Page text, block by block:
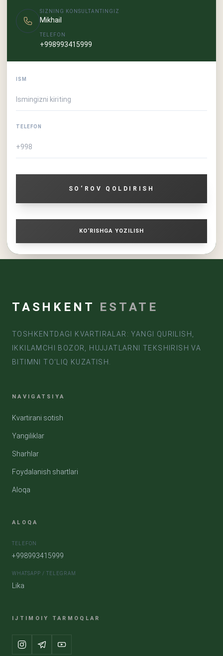
SIZNING KONSULTANTINGIZ
Mikhail
TELEFON
+998993415999
ISM
TELEFON
SO‘ROV QOLDIRISH
KO‘RISHGA YOZILISH
TASHKENT ESTATE
TOSHKENTDAGI KVARTIRALAR: YANGI QURILISH,
IKKILAMCHI BOZOR, HUJJATLARNI TEKSHIRISH VA
BITIMNI TO‘LIQ KUZATISH.
NAVIGATSIYA
Kvartirani sotish
Yangiliklar
Sharhlar
Foydalanish shartlari
Aloqa
ALOQA
TELEFON
+998993415999
WHATSAPP / TELEGRAM
Lika
IJTIMOIY TARMOQLAR